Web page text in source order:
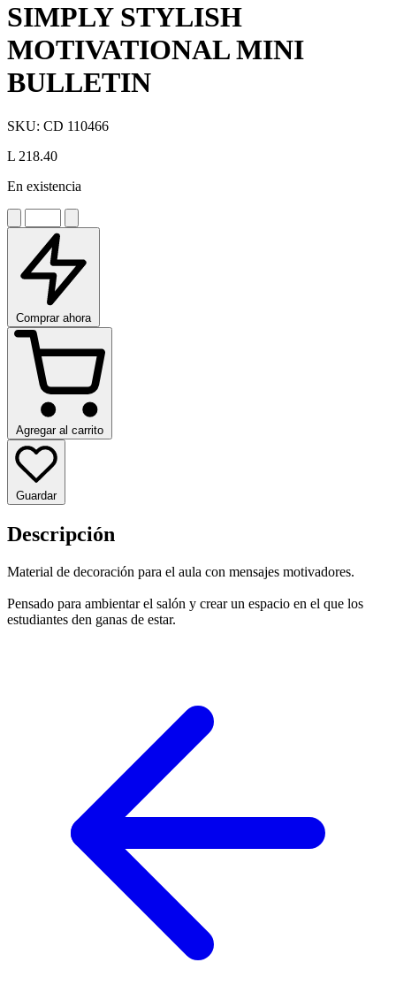
SIMPLY STYLISH
MOTIVATIONAL MINI
BULLETIN
SKU: CD 110466
L 218.40
En existencia
Comprar ahora
Agregar al carrito
Guardar
Descripción
Material de decoración para el aula con mensajes motivadores.
Pensado para ambientar el salón y crear un espacio en el que los
estudiantes den ganas de estar.